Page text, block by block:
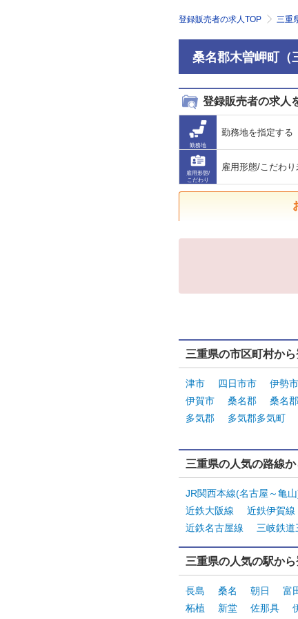
登録販売者の求人TOP 三重
桑名郡木曽岬町（
登録販売者の求人
勤務地
勤務地を指定する
雇用形態/
こだわり
雇用形態/こだわり
三重県の市区町村か
津市 四日市市 伊勢市
伊賀市
桑名郡 桑名
多気郡
多気郡多気町
三重県の人気の路線
JR関西本線(名古屋～亀
近鉄大阪線
近鉄伊賀線
近鉄名古屋線
三岐鉄道
三重県の人気の駅か
長島 桑名 朝日 富
柘植
新堂 佐那具